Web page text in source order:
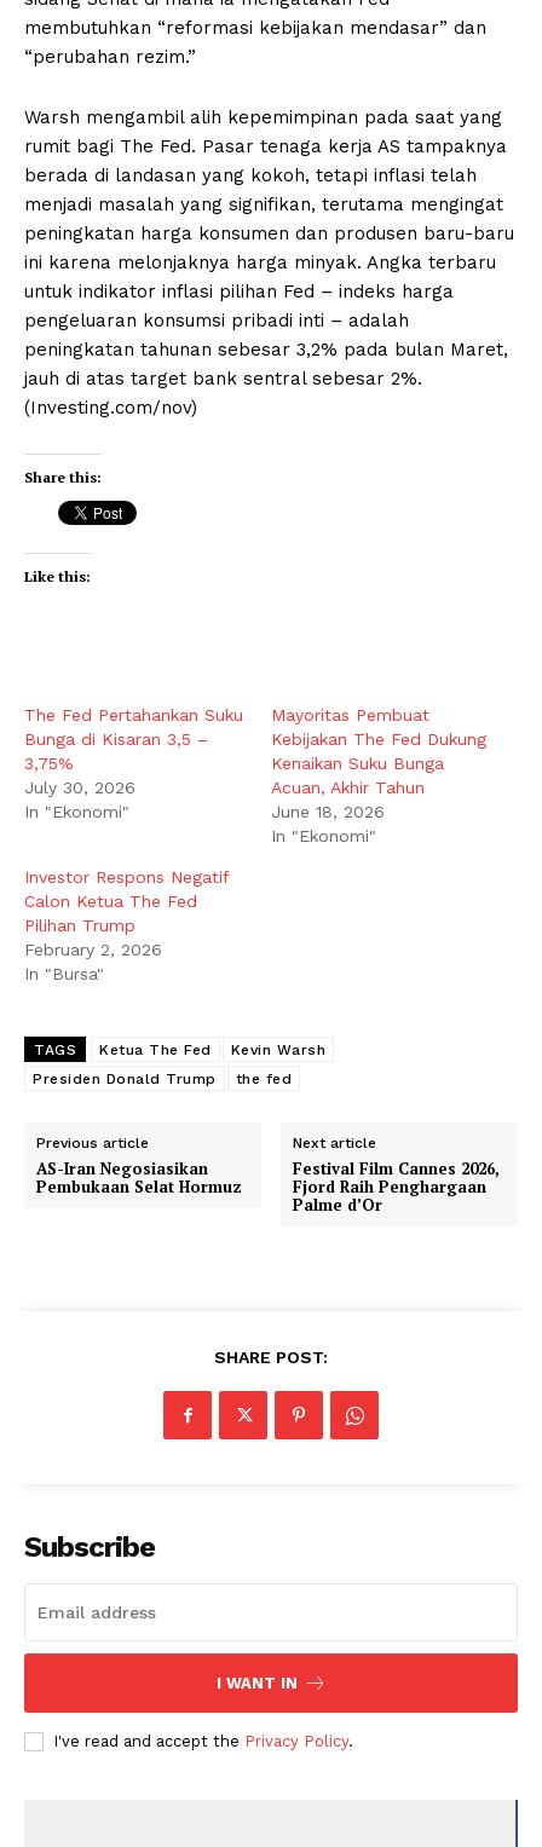
membutuhkan “reformasi kebijakan mendasar” dan
“perubahan rezim.”
Warsh mengambil alih kepemimpinan pada saat yang
rumit bagi The Fed. Pasar tenaga kerja AS tampaknya
berada di landasan yang kokoh, tetapi inflasi telah
menjadi masalah yang signifikan, terutama mengingat
peningkatan harga konsumen dan produsen baru-baru
ini karena melonjaknya harga minyak. Angka terbaru
untuk indikator inflasi pilihan Fed – indeks harga
pengeluaran konsumsi pribadi inti – adalah
peningkatan tahunan sebesar 3,2% pada bulan Maret,
jauh di atas target bank sentral sebesar 2%.
(Investing.com/nov)
Share this:
Like this:
The Fed Pertahankan Suku
Bunga di Kisaran 3,5 –
3,75%
July 30, 2026
In "Ekonomi"
Mayoritas Pembuat
Kebijakan The Fed Dukung
Kenaikan Suku Bunga
Acuan, Akhir Tahun
June 18, 2026
In "Ekonomi"
Investor Respons Negatif
Calon Ketua The Fed
Pilihan Trump
February 2, 2026
In "Bursa"
TAGS Ketua The Fed
Kevin Warsh
Presiden Donald Trump
the fed
Previous article
AS-Iran Negosiasikan
Pembukaan Selat Hormuz
Next article
Festival Film Cannes 2026,
Fjord Raih Penghargaan
Palme d’Or
SHARE POST:
Subscribe
I WANT IN
I've read and accept the Privacy Policy.